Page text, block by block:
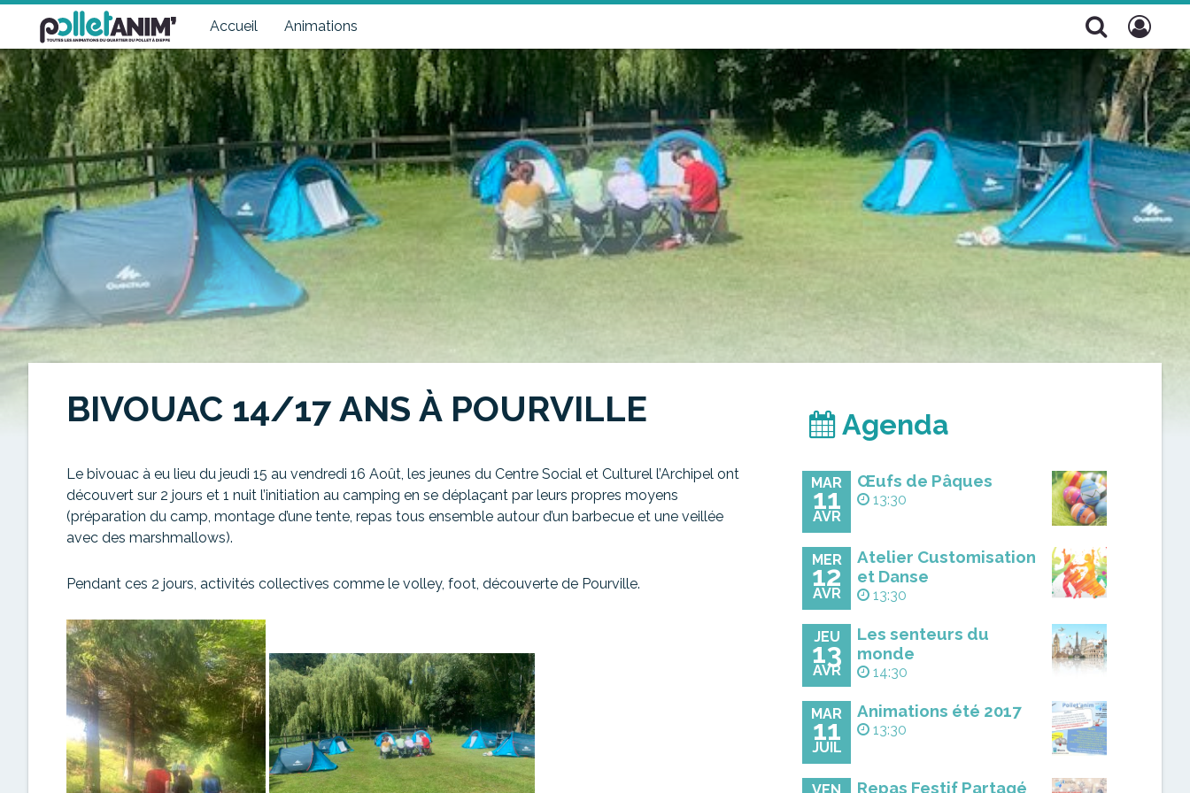
Accueil Animations
Pollet Anim'
Toutes les animations du quartier du Pollet à Dieppe
BIVOUAC 14/17 ANS À POURVILLE
Le bivouac à eu lieu du jeudi 15 au vendredi 16 Août, les jeunes du Centre Social et Culturel l’Archipel ont
découvert sur 2 jours et 1 nuit l’initiation au camping en se déplaçant par leurs propres moyens
(préparation du camp, montage d’une tente, repas tous ensemble autour d’un barbecue et une veillée
avec des marshmallows).
Pendant ces 2 jours, activités collectives comme le volley, foot, découverte de Pourville.
Agenda
MAR
11
AVR
Œufs de Pâques
13:30
MER
12
AVR
Atelier Customisation
et Danse
13:30
JEU
13
AVR
Les senteurs du
monde
14:30
MAR
11
JUIL
Animations été 2017
13:30
Repas Festif Partagé